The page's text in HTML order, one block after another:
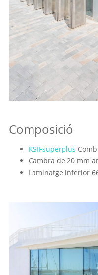
Composició
KSIFsuperplus
Cambra de 20 mm
Laminatge inferior